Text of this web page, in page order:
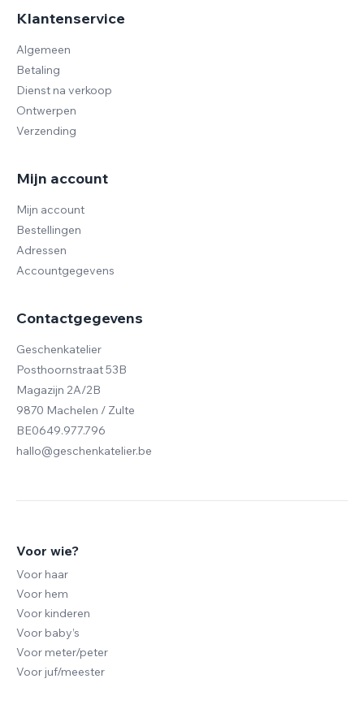
Klantenservice
Algemeen
Betaling
Dienst na verkoop
Ontwerpen
Verzending
Mijn account
Mijn account
Bestellingen
Adressen
Accountgegevens
Contactgegevens
Geschenkatelier
Posthoornstraat 53B
Magazijn 2A/2B
9870 Machelen / Zulte
BE0649.977.796
hallo@geschenkatelier.be
Voor wie?
Voor haar
Voor hem
Voor kinderen
Voor baby’s
Voor meter/peter
Voor juf/meester